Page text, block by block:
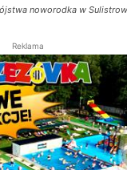
noworodka w
Reklama